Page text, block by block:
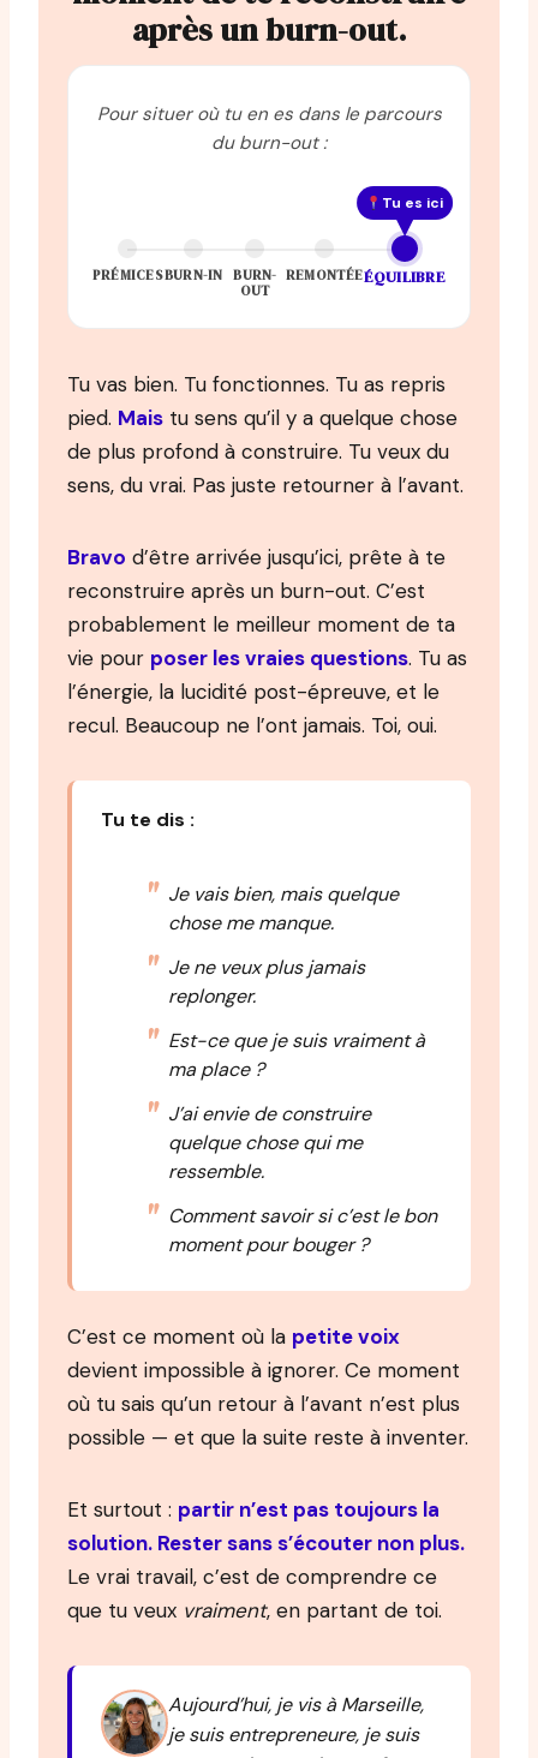
après un burn-out.
Pour situer où tu en es dans le parcours
du burn-out :
PRÉMICESBURN-IN BURN-
OUT
REMONTÉE
Tu es ici
ÉQUILIBRE
Tu vas bien. Tu fonctionnes. Tu as repris
pied. Mais tu sens qu’il y a quelque chose
de plus profond à construire. Tu veux du
sens, du vrai. Pas juste retourner à l’avant.
Bravo d’être arrivée jusqu’ici, prête à te
reconstruire après un burn-out. C’est
probablement le meilleur moment de ta
vie pour poser les vraies questions. Tu as
l’énergie, la lucidité post-épreuve, et le
recul. Beaucoup ne l’ont jamais. Toi, oui.
Tu te dis :
Je vais bien, mais quelque
chose me manque.
Je ne veux plus jamais
replonger.
Est-ce que je suis vraiment à
ma place ?
J’ai envie de construire
quelque chose qui me
ressemble.
Comment savoir si c’est le bon
moment pour bouger ?
C’est ce moment où la petite voix
devient impossible à ignorer. Ce moment
où tu sais qu’un retour à l’avant n’est plus
possible — et que la suite reste à inventer.
Et surtout : partir n’est pas toujours la
solution. Rester sans s’écouter non plus.
Le vrai travail, c’est de comprendre ce
que tu veux vraiment, en partant de toi.
Aujourd’hui, je vis à Marseille,
je suis entrepreneure, je suis